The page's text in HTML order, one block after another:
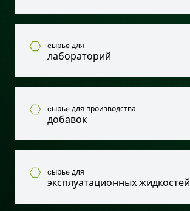
cырьe для
лабораторий
cырьe для производства
добавок
cырьe для
эксплуатационных жидкостей